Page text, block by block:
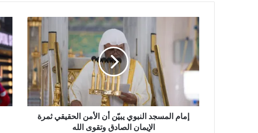
ي
ب
إمام المسجد النبوي يبيّن أن الأمن الحقيقي ثمرة
الإيمان الصادق وتقوى الله